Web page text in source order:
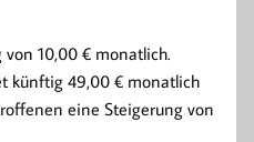
10,00 € monatlich.
künftig 49,00 € monatlich
eine Steigerung von